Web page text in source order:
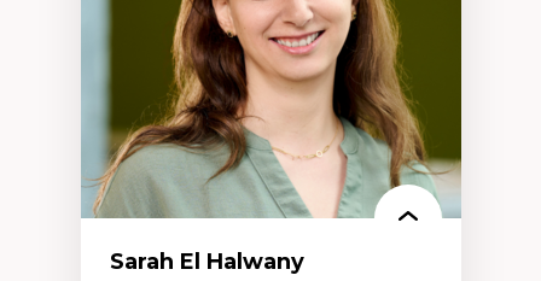
les auditoires médiatiques
Épistémologie des techniques de recherche
numérique et l’IA
Théorie des droits de la personne
La pensée politique d’Hannah Arendt
La pensée politique à l’ère numérique
Justice internationale et normes
internationales
Sarah El Halwany